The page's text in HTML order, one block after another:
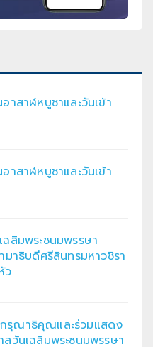
าสาฬหบูชาและวันเข้า
าสาฬหบูชาและวันเข้า
ฉลิมพระชนมพรรษา
มาธิบดีศรีสินทรมหาวชิรา
ว
รุณาธิคุณและร่วมแสดง
วันเฉลิมพระชนมพรรษา